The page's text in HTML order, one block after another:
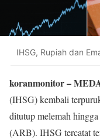
IHSG, Rupiah dan
koranmonitor–
(IHSG) kembali
ditutup melemah
(ARB). IHSG tercatat